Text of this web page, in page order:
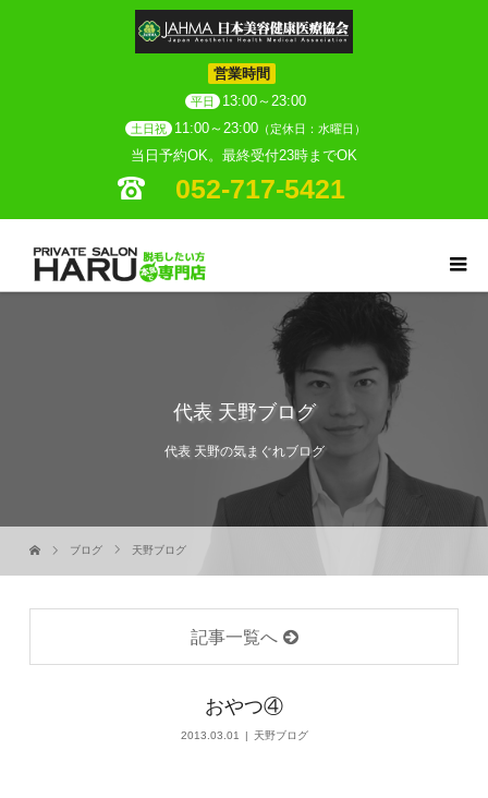
営業時間
平日 13:00～23:00
土日祝 11:00～23:00 （定休日：水曜日）
当日予約OK。最終受付23時までOK
052-717-5421
代表 天野ブログ
代表 天野の気まぐれブログ
ブログ 天野ブログ
記事一覧へ
おやつ④
2013.03.01 天野ブログ